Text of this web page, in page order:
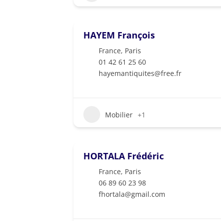
HAYEM François
France, Paris
01 42 61 25 60
hayemantiquites@free.fr
Mobilier +1
HORTALA Frédéric
France, Paris
06 89 60 23 98
fhortala@gmail.com